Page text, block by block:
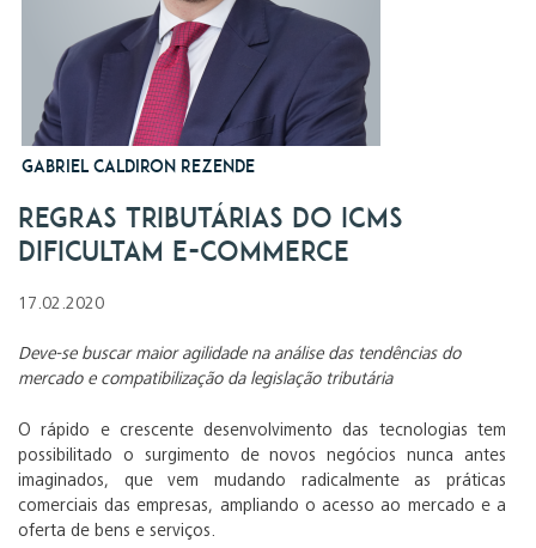
Gabriel Caldiron Rezende
Regras tributárias do ICMS
dificultam e-commerce
17.02.2020
Deve-se buscar maior agilidade na análise das tendências do
mercado e compatibilização da legislação tributária
O rápido e crescente desenvolvimento das tecnologias tem
possibilitado o surgimento de novos negócios nunca antes
imaginados, que vem mudando radicalmente as práticas
comerciais das empresas, ampliando o acesso ao mercado e a
oferta de bens e serviços.